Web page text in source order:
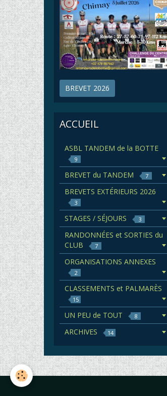
BREVET 2026
ACCUEIL
ASBL TANDEM de la BOTTE
9
BREVET du TANDEM 7
BREVETS EXTÉRIEURS 2026
3
STAGES / SÉJOURS 3
RANDONNÉES et SORTIES du
CLUB
7
ORGANISATIONS ANNEXES
2
CLASSEMENTS et PALMARÈS
15
UN PEU de TOUT 8
ARCHIVES 14